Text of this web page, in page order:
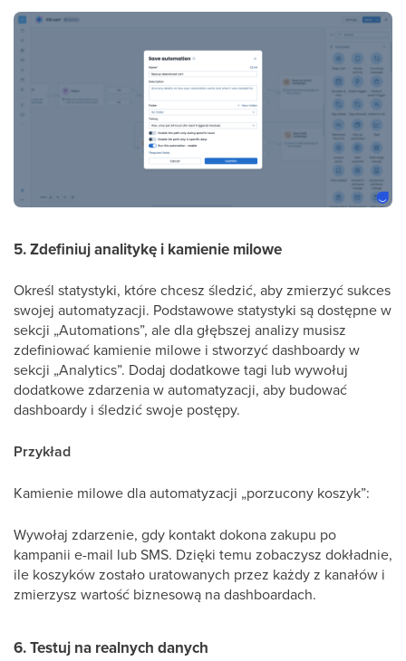
5. Zdefiniuj analitykę i kamienie milowe
Określ statystyki, które chcesz śledzić, aby zmierzyć sukces
swojej automatyzacji. Podstawowe statystyki są dostępne w
sekcji „Automations”, ale dla głębszej analizy musisz
zdefiniować kamienie milowe i stworzyć dashboardy w
sekcji „Analytics”. Dodaj dodatkowe tagi lub wywołuj
dodatkowe zdarzenia w automatyzacji, aby budować
dashboardy i śledzić swoje postępy.
Przykład
Kamienie milowe dla automatyzacji „porzucony koszyk”:
Wywołaj zdarzenie, gdy kontakt dokona zakupu po
kampanii e-mail lub SMS. Dzięki temu zobaczysz dokładnie,
ile koszyków zostało uratowanych przez każdy z kanałów i
zmierzysz wartość biznesową na dashboardach.
6. Testuj na realnych danych